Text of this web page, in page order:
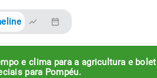
e clima para a agricultura e
para Pompéu.